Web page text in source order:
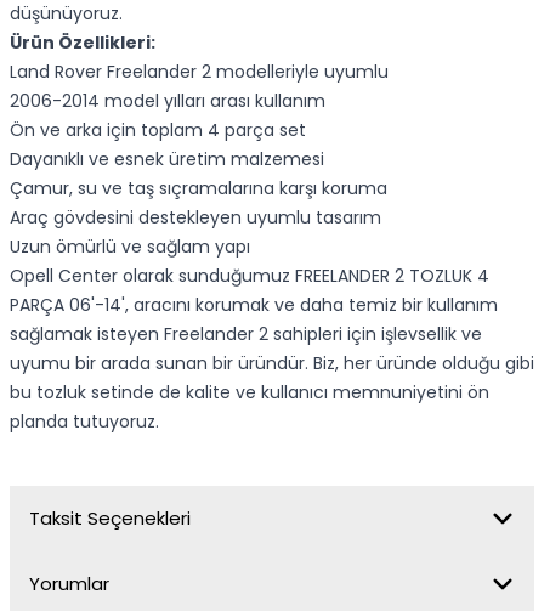
düşünüyoruz.
Ürün Özellikleri:
Land Rover Freelander 2 modelleriyle uyumlu
2006-2014 model yılları arası kullanım
Ön ve arka için toplam 4 parça set
Dayanıklı ve esnek üretim malzemesi
Çamur, su ve taş sıçramalarına karşı koruma
Araç gövdesini destekleyen uyumlu tasarım
Uzun ömürlü ve sağlam yapı
Opell Center olarak sunduğumuz FREELANDER 2 TOZLUK 4
PARÇA 06'-14', aracını korumak ve daha temiz bir kullanım
sağlamak isteyen Freelander 2 sahipleri için işlevsellik ve
uyumu bir arada sunan bir üründür. Biz, her üründe olduğu gibi
bu tozluk setinde de kalite ve kullanıcı memnuniyetini ön
planda tutuyoruz.
Taksit Seçenekleri
Yorumlar